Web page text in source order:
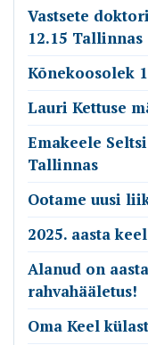
Vastsete
12.15 Tallinnas
Kõnekoosolek
Lauri Kettuse
Emakeele
Tallinnas
Ootame uusi
2025. aasta
Alanud on
rahvahääletus!
Oma Keel